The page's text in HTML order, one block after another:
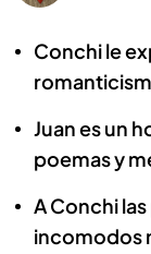
Conchi le
Juan es un
poemas y
A Conchi
incomodos